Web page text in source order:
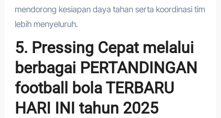
mendorong kesiapan daya tahan serta koordinasi tim
lebih menyeluruh.
5. Pressing Cepat melalui
berbagai PERTANDINGAN
football bola TERBARU
HARI INI tahun 2025